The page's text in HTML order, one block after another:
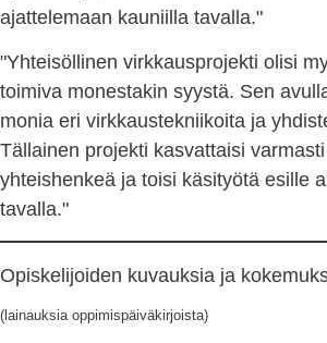
ajattelemaan kauniilla tavalla."
"Yhteisöllinen virkkausprojekti olisi
toimiva monestakin syystä. Sen
monia eri virkkaustekniikoita ja
Tällainen projekti kasvattaisi
yhteishenkeä ja toisi käsityötä esille
tavalla."
Opiskelijoiden kuvauksia ja
(lainauksia oppimispäiväkirjoista)